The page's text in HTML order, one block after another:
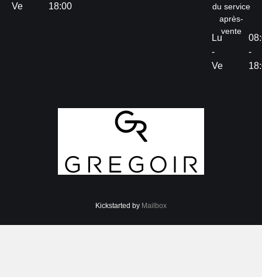
Ve
18:00
du service
après-
vente
Lu
-
Ve
-
Kickstarted by Mailbox